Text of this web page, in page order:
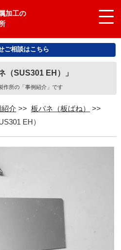
加工の
ご相談はこちら
（SUS301 EH）」
作所の「事例紹介」です
介 >> 板バネ（板ばね）
>>
EH）